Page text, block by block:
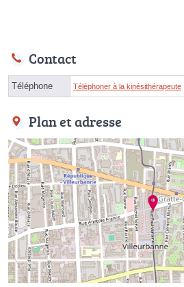
Contact
Téléphone Téléphoner à la kinésithérapeute
Plan et adresse